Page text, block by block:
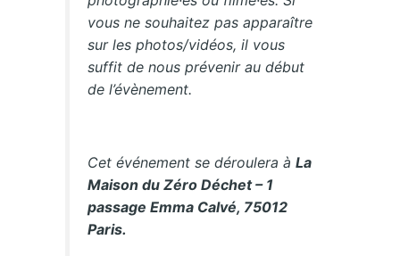
vous ne souhaitez pas apparaître
sur les photos/vidéos, il vous
suffit de nous prévenir au début
de l’évènement.
Cet événement se déroulera àLa
Maison du Zéro Déchet – 1
passage Emma Calvé, 75012
Paris.